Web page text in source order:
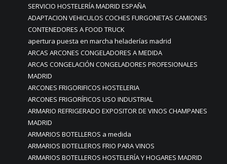
SERVICIO HOSTELERÍA MADRID ESPAÑA
ADAPTACION VEHICULOS COCHES FURGONETAS CAMIONES
CONTENEDORES A FOOD TRUCK
apertura puesta en marcha heladerías madrid
ARCAS ARCONES CONGELADORES A MEDIDA
ARCAS CONGELACIÓN CONGELADORES PROFESIONALES
MADRID
ARCONES FRIGORIFICOS HOSTELERIA
ARCONES FRIGORÍFICOS USO INDUSTRIAL
ARMARIO REFRIGERADO EXPOSITOR DE VINOS CHAMPANES
MADRID
ARMARIOS BOTELLEROS a medida
ARMARIOS BOTELLEROS FRIO PARA VINOS
ARMARIOS BOTELLEROS HOSTELERÍA Y HOGARES MADRID